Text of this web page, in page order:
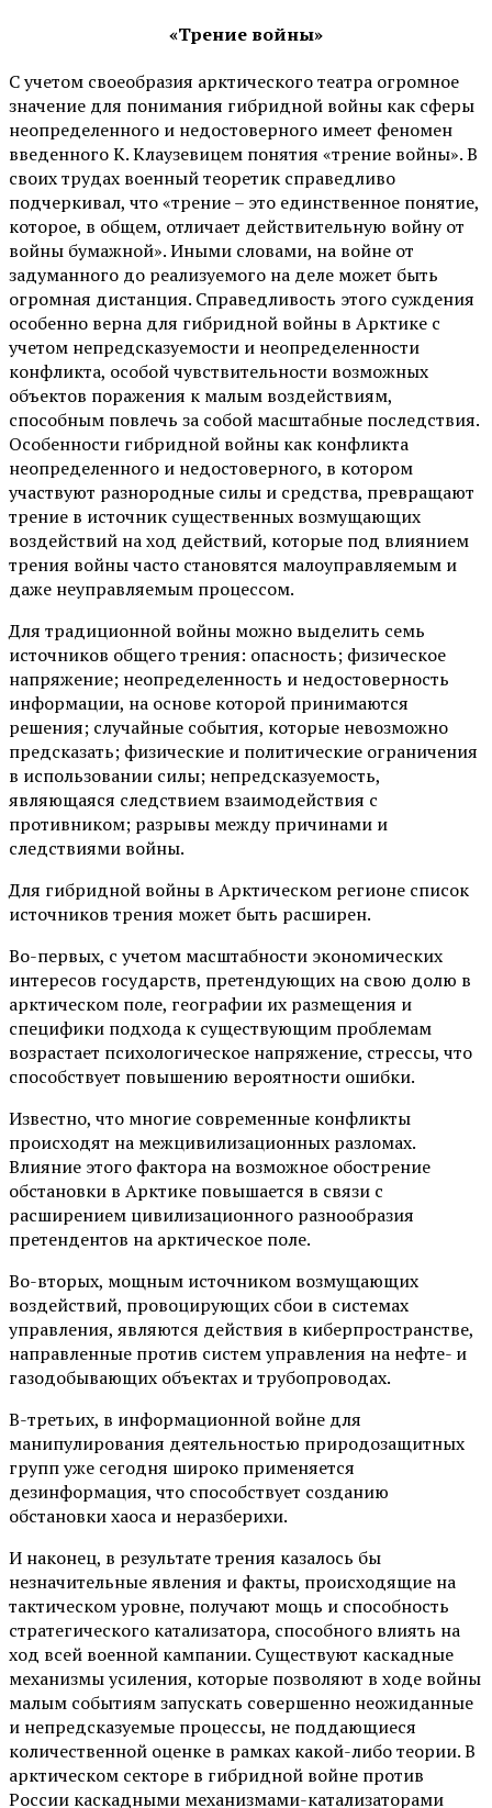
«Трение войны»
С учетом своеобразия арктического театра огромное
значение для понимания гибридной войны как сферы
неопределенного и недостоверного имеет феномен
введенного К. Клаузевицем понятия «трение войны». В
своих трудах военный теоретик справедливо
подчеркивал, что «трение – это единственное понятие,
которое, в общем, отличает действительную войну от
войны бумажной». Иными словами, на войне от
задуманного до реализуемого на деле может быть
огромная дистанция. Справедливость этого суждения
особенно верна для гибридной войны в Арктике с
учетом непредсказуемости и неопределенности
конфликта, особой чувствительности возможных
объектов поражения к малым воздействиям,
способным повлечь за собой масштабные последствия.
Особенности гибридной войны как конфликта
неопределенного и недостоверного, в котором
участвуют разнородные силы и средства, превращают
трение в источник существенных возмущающих
воздействий на ход действий, которые под влиянием
трения войны часто становятся малоуправляемым и
даже неуправляемым процессом.
Для традиционной войны можно выделить семь
источников общего трения: опасность; физическое
напряжение; неопределенность и недостоверность
информации, на основе которой принимаются
решения; случайные события, которые невозможно
предсказать; физические и политические ограничения
в использовании силы; непредсказуемость,
являющаяся следствием взаимодействия с
противником; разрывы между причинами и
следствиями войны.
Для гибридной войны в Арктическом регионе список
источников трения может быть расширен.
Во-первых, с учетом масштабности экономических
интересов государств, претендующих на свою долю в
арктическом поле, географии их размещения и
специфики подхода к существующим проблемам
возрастает психологическое напряжение, стрессы, что
способствует повышению вероятности ошибки.
Известно, что многие современные конфликты
происходят на межцивилизационных разломах.
Влияние этого фактора на возможное обострение
обстановки в Арктике повышается в связи с
расширением цивилизационного разнообразия
претендентов на арктическое поле.
Во-вторых, мощным источником возмущающих
воздействий, провоцирующих сбои в системах
управления, являются действия в киберпространстве,
направленные против систем управления на нефте- и
газодобывающих объектах и трубопроводах.
В-третьих, в информационной войне для
манипулирования деятельностью природозащитных
групп уже сегодня широко применяется
дезинформация, что способствует созданию
обстановки хаоса и неразберихи.
И наконец, в результате трения казалось бы
незначительные явления и факты, происходящие на
тактическом уровне, получают мощь и способность
стратегического катализатора, способного влиять на
ход всей военной кампании. Существуют каскадные
механизмы усиления, которые позволяют в ходе войны
малым событиям запускать совершенно неожиданные
и непредсказуемые процессы, не поддающиеся
количественной оценке в рамках какой-либо теории. В
арктическом секторе в гибридной войне против
России каскадными механизмами-катализаторами